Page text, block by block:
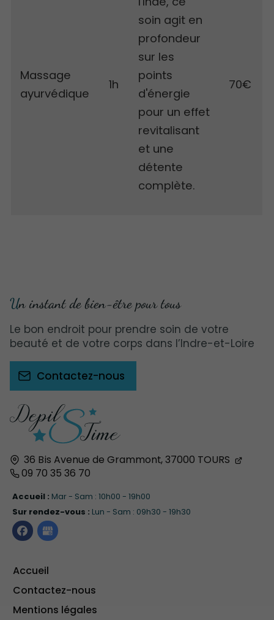
Massage
ayurvédique
1h
soin agit en
profondeur
sur les
points
d'énergie
pour un effet
revitalisant
et une
détente
complète.
70€
36 Bis Avenue de Grammont,37000 TOURS
09 70 35 36 70
Accueil : Mar - Sam : 10h00 - 19h00
Sur rendez-vous : Lun - Sam : 09h30 - 19h30
Accueil
Contactez-nous
Mentions légales
Un instant de bien-être pour tous
Le bon endroit pour prendre soin de votre
beauté et de votre corps dans l’Indre-et-Loire
Contactez-nous